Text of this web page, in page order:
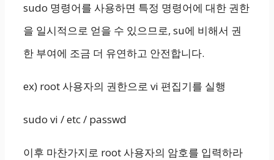
sudo 명령어를 사용하면 특정 명령어에 대한 권한
을 일시적으로 얻을 수 있으므로, su에 비해서 권
한 부여에 조금 더 유연하고 안전합니다.
ex) root 사용자의 권한으로 vi 편집기를 실행
sudo vi / etc / passwd
이후 마찬가지로 root 사용자의 암호를 입력하라